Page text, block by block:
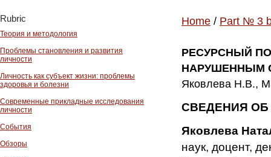
Rubric
Теория и методология
Проблемы становления и развития
личности
Личность как субъект жизни: проблемы
здоровья и болезни
Современные прикладные исследования
личности
События
Обзоры
Home / Part № 3
РЕСУРСНЫЙ
НАРУШЕННЫМ
Яковлева Н.В.,
СВЕДЕНИЯ ОБ
Яковлева
наук, доцент,